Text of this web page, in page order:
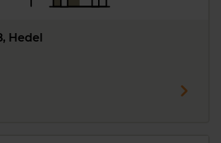
Hedel